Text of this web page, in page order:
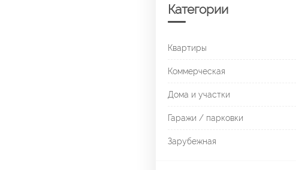
Категории
Квартиры
Коммерческая
Дома и участки
Гаражи / парковки
Зарубежная